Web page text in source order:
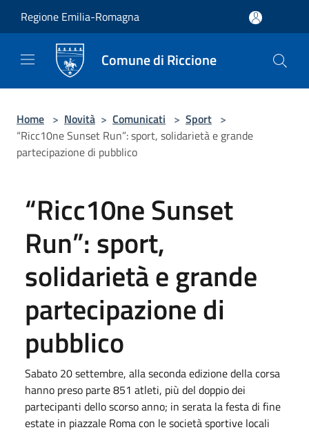
Regione Emilia-Romagna
Comune di Riccione
Home > Novità > Comunicati > Sport >
“Ricc10ne Sunset Run”: sport, solidarietà e grande
partecipazione di pubblico
“Ricc10ne Sunset
Run”: sport,
solidarietà e grande
partecipazione di
pubblico
Sabato 20 settembre, alla seconda edizione della corsa
hanno preso parte 851 atleti, più del doppio dei
partecipanti dello scorso anno; in serata la festa di fine
estate in piazzale Roma con le società sportive locali